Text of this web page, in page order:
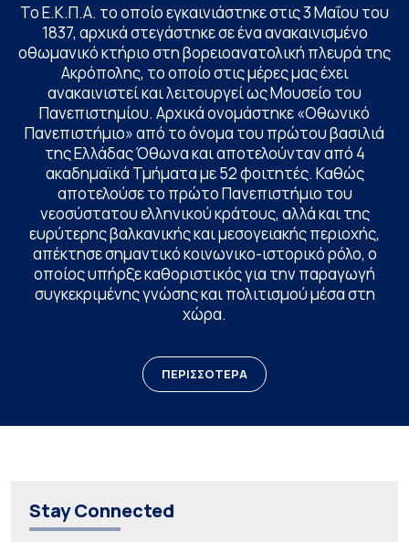
Το Ε.Κ.Π.Α. το οποίο εγκαινιάστηκε στις 3 Μαΐου του
1837, αρχικά στεγάστηκε σε ένα ανακαινισμένο
οθωμανικό κτήριο στη βορειοανατολική πλευρά της
Ακρόπολης, το οποίο στις μέρες μας έχει
ανακαινιστεί και λειτουργεί ως Μουσείο του
Πανεπιστημίου. Αρχικά ονομάστηκε «Οθωνικό
Πανεπιστήμιο» από το όνομα του πρώτου βασιλιά
της Ελλάδας Όθωνα και αποτελούνταν από 4
ακαδημαϊκά Τμήματα με 52 φοιτητές. Καθώς
αποτελούσε το πρώτο Πανεπιστήμιο του
νεοσύστατου ελληνικού κράτους, αλλά και της
ευρύτερης βαλκανικής και μεσογειακής περιοχής,
απέκτησε σημαντικό κοινωνικο-ιστορικό ρόλο, ο
οποίος υπήρξε καθοριστικός για την παραγωγή
συγκεκριμένης γνώσης και πολιτισμού μέσα στη
χώρα.
ΠΕΡΙΣΣΟΤΕΡΑ
Stay Connected